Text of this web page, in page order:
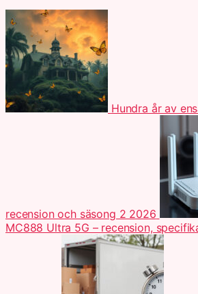
Hundra år av
recension och säsong 2 2026
MC888 Ultra 5G – recension,